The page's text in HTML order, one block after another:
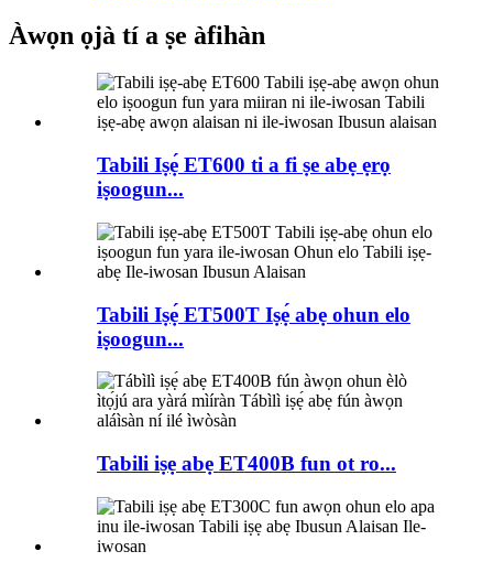
Àwọn ọjà tí a ṣe àfihàn
Tabili Iṣẹ́ ET600 ti a fi ṣe abẹ ẹrọ
iṣoogun...
Tabili Iṣẹ́ ET500T Iṣẹ́ abẹ ohun elo
iṣoogun...
Tabili iṣẹ abẹ ET400B fun ot ro...